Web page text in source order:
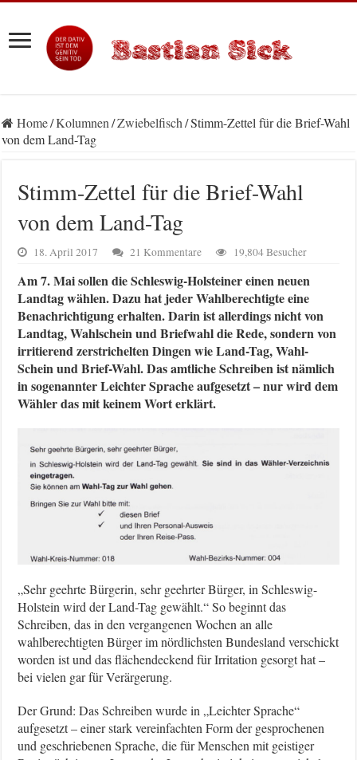
Home/Kolumnen/Zwiebelfisch/Stimm-Zettel für die Brief-Wahl
von dem Land-Tag
Stimm-Zettel für die Brief-Wahl
von dem Land-Tag
18. April 2017 21 Kommentare 19,804 Besucher
Am 7. Mai sollen die Schleswig-Holsteiner einen neuen
Landtag wählen. Dazu hat jeder Wahlberechtigte eine
Benachrichtigung erhalten. Darin ist allerdings nicht von
Landtag, Wahlschein und Briefwahl die Rede, sondern von
irritierend zerstrichelten Dingen wie Land-Tag, Wahl-
Schein und Brief-Wahl. Das amtliche Schreiben ist nämlich
in sogenannter Leichter Sprache aufgesetzt – nur wird dem
Wähler das mit keinem Wort erklärt.
„Sehr geehrte Bürgerin, sehr geehrter Bürger, in Schleswig-
Holstein wird der Land-Tag gewählt.“ So beginnt das
Schreiben, das in den vergangenen Wochen an alle
wahlberechtigten Bürger im nördlichsten Bundesland verschickt
worden ist und das flächendeckend für Irritation gesorgt hat –
bei vielen gar für Verärgerung.
Der Grund: Das Schreiben wurde in „Leichter Sprache“
aufgesetzt – einer stark vereinfachten Form der gesprochenen
und geschriebenen Sprache, die für Menschen mit geistiger